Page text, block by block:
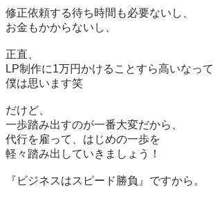
修正依頼する待ち時間も必要ないし、
お金もかからないし、
正直、
LP制作に1万円かけることすら高いなって
僕は思います笑
だけど、
一歩踏み出すのが一番大変だから、
代行を雇って、はじめの一歩を
軽々踏み出していきましょう！
『ビジネスはスピード勝負』ですから。